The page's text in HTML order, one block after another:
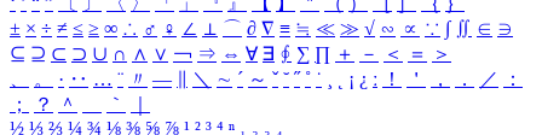
± × ÷ ≠ ≤ ≥ ∞ ∴ ♂ ♀ ∠ ⊥ ⌒ ∂ ∇ ≡ ≒ ≪ ≫ √ ∽ ∝ ∵ ∫ ∬ ∈ ∋
⊆ ⊇ ⊂ ⊃ ∪ ∩ ∧ ∨ ￢ ⇒ ⇔ ∀ ∃ ∮ ∑ ∏ ＋ － ＜ ＝
＞
、
。 · ‥ … ¨ 〃 ― ＼ ∼ ´ ～ ˇ ˘ ˝ ˚ ˙ ¸ ¡ ¿ ː ！ ＇ ， ． ／
：
；
？ ＾ ｀
½ ⅓ ⅔ ¼ ¾ ⅛ ⅜ ⅝ ⅞ ¹ ² ³ ⁴ ⁿ ₁ ₂ ₃ ₄